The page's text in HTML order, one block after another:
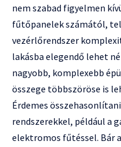
nem szabad figyelmen
fűtőpanelek számától,
vezérlőrendszer
lakásba elegendő lehet
nagyobb, komplexebb
összege többszöröse is
Érdemes
rendszerekkel, például a
elektromos fűtéssel. Bár